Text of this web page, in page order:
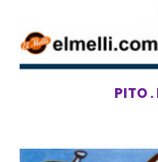
PITO .